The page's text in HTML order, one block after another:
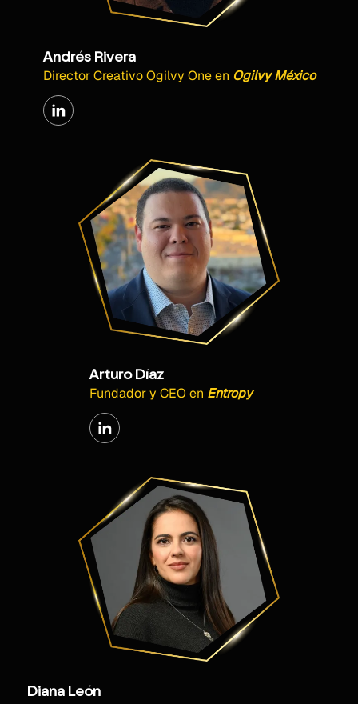
Andrés Rivera
Director Creativo Ogilvy One en Ogilvy México
Arturo Díaz
Fundador y CEO en Entropy
Diana León